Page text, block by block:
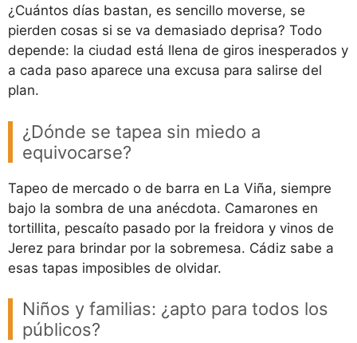
¿Cuántos días bastan, es sencillo moverse, se
pierden cosas si se va demasiado deprisa? Todo
depende: la ciudad está llena de giros inesperados y
a cada paso aparece una excusa para salirse del
plan.
¿Dónde se tapea sin miedo a
equivocarse?
Tapeo de mercado o de barra en La Viña, siempre
bajo la sombra de una anécdota. Camarones en
tortillita, pescaíto pasado por la freidora y vinos de
Jerez para brindar por la sobremesa. Cádiz sabe a
esas tapas imposibles de olvidar.
Niños y familias: ¿apto para todos los
públicos?